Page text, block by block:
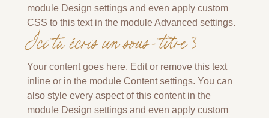
module Design settings and even apply custom
CSS to this text in the module Advanced settings.
Ici tu écris un sous-titre 3
Your content goes here. Edit or remove this text
inline or in the module Content settings. You can
also style every aspect of this content in the
module Design settings and even apply custom